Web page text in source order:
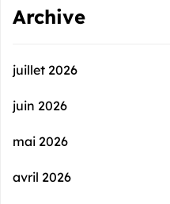
Archive
juillet 2026
juin 2026
mai 2026
avril 2026